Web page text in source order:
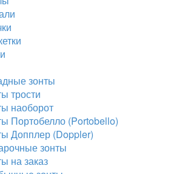
зонты
трости
наоборот
Портобелло (Portobello)
Допплер (Doppler)
зонты
на заказ